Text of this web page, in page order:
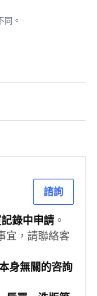
。
諮詢
錄中申請 。
宜，請聯絡客
身無關的咨詢